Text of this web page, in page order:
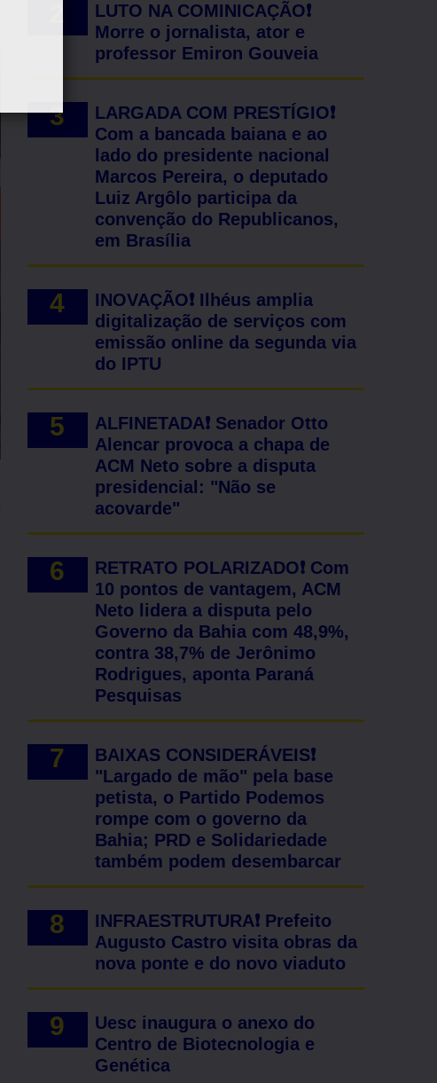
LUTO NA COMINICAÇÃO❗
Morre o jornalista, ator e
professor Emiron Gouveia
LARGADA COM PRESTÍGIO❗
Com a bancada baiana e ao
lado do presidente nacional
Marcos Pereira, o deputado
Luiz Argôlo participa da
convenção do Republicanos,
em Brasília
INOVAÇÃO❗ Ilhéus amplia
digitalização de serviços com
emissão online da segunda via
do IPTU
ALFINETADA❗ Senador Otto
Alencar provoca a chapa de
ACM Neto sobre a disputa
presidencial: "Não se
acovarde"
RETRATO POLARIZADO❗ Com
10 pontos de vantagem, ACM
Neto lidera a disputa pelo
Governo da Bahia com 48,9%,
contra 38,7% de Jerônimo
Rodrigues, aponta Paraná
Pesquisas
BAIXAS CONSIDERÁVEIS❗
"Largado de mão" pela base
petista, o Partido Podemos
rompe com o governo da
Bahia; PRD e Solidariedade
também podem desembarcar
INFRAESTRUTURA❗ Prefeito
Augusto Castro visita obras da
nova ponte e do novo viaduto
Uesc inaugura o anexo do
Centro de Biotecnologia e
Genética